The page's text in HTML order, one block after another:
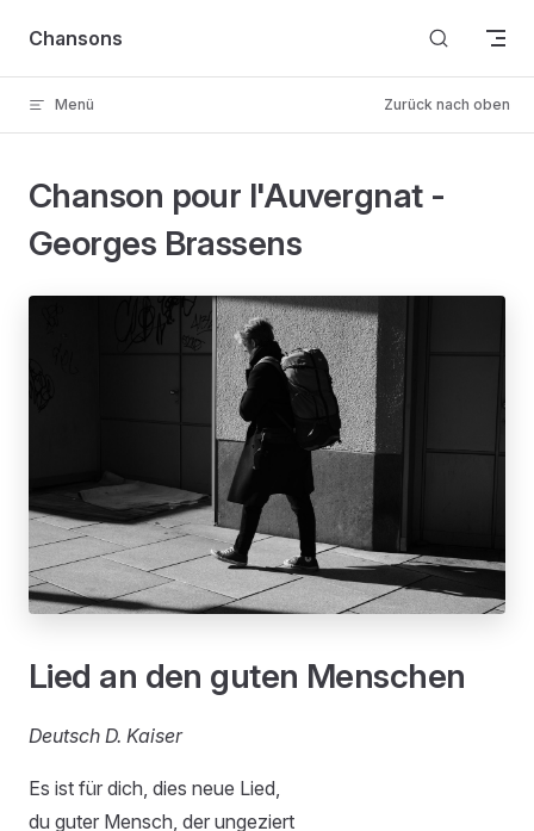
Skip to content
Chansons
Menü Zurück nach oben
Chanson pour l'Auvergnat -
Georges Brassens
Lied an den guten Menschen
Deutsch D. Kaiser
Es ist für dich, dies neue Lied,
du guter Mensch, der ungeziert